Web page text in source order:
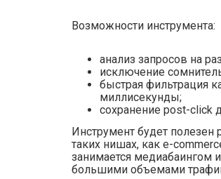
Возможности инструмента:
анализ запросов на
исключение
быстрая фильтрация
миллисекунды;
сохранение post-click
Инструмент будет полезен
таких нишах, как e-
занимается медиабаингом
большими объемами